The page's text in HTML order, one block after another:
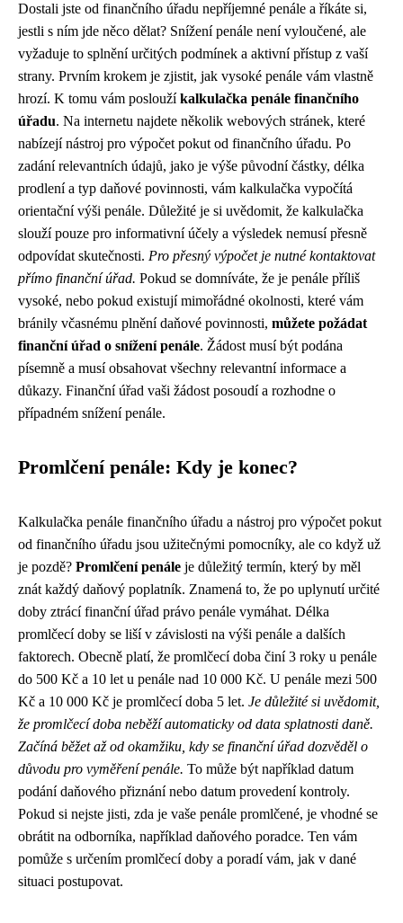
Dostali jste od finančního úřadu nepříjemné penále a říkáte si,
jestli s ním jde něco dělat? Snížení penále není vyloučené, ale
vyžaduje to splnění určitých podmínek a aktivní přístup z vaší
strany. Prvním krokem je zjistit, jak vysoké penále vám vlastně
hrozí. K tomu vám posloužíkalkulačka penále finančního
úřadu. Na internetu najdete několik webových stránek, které
nabízejí nástroj pro výpočet pokut od finančního úřadu. Po
zadání relevantních údajů, jako je výše původní částky, délka
prodlení a typ daňové povinnosti, vám kalkulačka vypočítá
orientační výši penále. Důležité je si uvědomit, že kalkulačka
slouží pouze pro informativní účely a výsledek nemusí přesně
odpovídat skutečnosti. Pro přesný výpočet je nutné kontaktovat
přímo finanční úřad. Pokud se domníváte, že je penále příliš
vysoké, nebo pokud existují mimořádné okolnosti, které vám
bránily včasnému plnění daňové povinnosti, můžete požádat
finanční úřad o snížení penále. Žádost musí být podána
písemně a musí obsahovat všechny relevantní informace a
důkazy. Finanční úřad vaši žádost posoudí a rozhodne o
případném snížení penále.
Promlčení penále: Kdy je konec?
Kalkulačka penále finančního úřadu a nástroj pro výpočet pokut
od finančního úřadu jsou užitečnými pomocníky, ale co když už
je pozdě? Promlčení penále je důležitý termín, který by měl
znát každý daňový poplatník. Znamená to, že po uplynutí určité
doby ztrácí finanční úřad právo penále vymáhat. Délka
promlčecí doby se liší v závislosti na výši penále a dalších
faktorech. Obecně platí, že promlčecí doba činí 3 roky u penále
do 500 Kč a 10 let u penále nad 10 000 Kč. U penále mezi 500
Kč a 10 000 Kč je promlčecí doba 5 let. Je důležité si uvědomit,
že promlčecí doba neběží automaticky od data splatnosti daně.
Začíná běžet až od okamžiku, kdy se finanční úřad dozvěděl o
důvodu pro vyměření penále. To může být například datum
podání daňového přiznání nebo datum provedení kontroly.
Pokud si nejste jisti, zda je vaše penále promlčené, je vhodné se
obrátit na odborníka, například daňového poradce. Ten vám
pomůže s určením promlčecí doby a poradí vám, jak v dané
situaci postupovat.